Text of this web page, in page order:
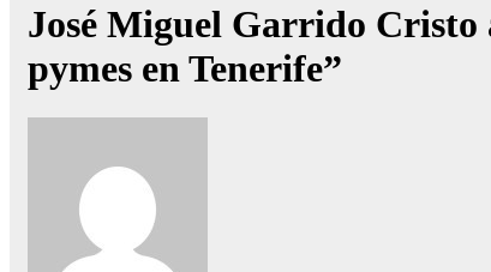
José Miguel Garrido Cristo
pymes en Tenerife”